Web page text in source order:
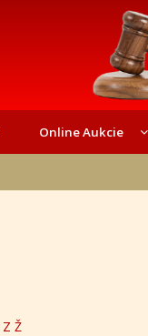
Online Aukcie
Z Ž